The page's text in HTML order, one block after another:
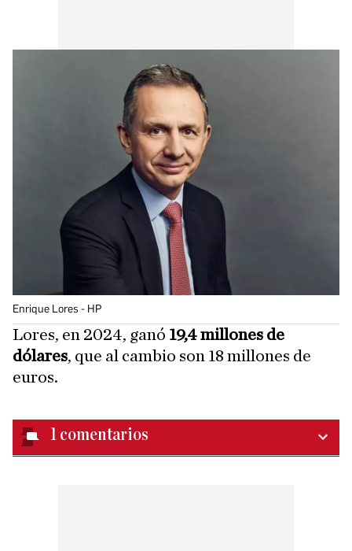
Enrique Lores - HP
Lores, en 2024, ganó 19,4 millones de
dólares, que al cambio son 18 millones de
euros.
1 comentarios